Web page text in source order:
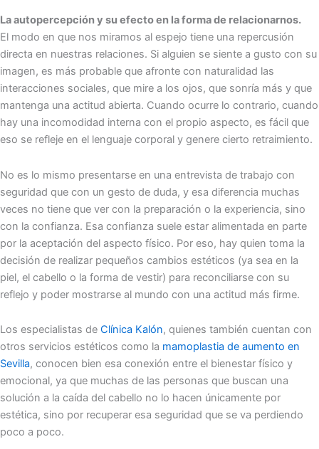
La autopercepción y su efecto en la forma de relacionarnos.
El modo en que nos miramos al espejo tiene una repercusión
directa en nuestras relaciones. Si alguien se siente a gusto con su
imagen, es más probable que afronte con naturalidad las
interacciones sociales, que mire a los ojos, que sonría más y que
mantenga una actitud abierta. Cuando ocurre lo contrario, cuando
hay una incomodidad interna con el propio aspecto, es fácil que
eso se refleje en el lenguaje corporal y genere cierto retraimiento.
No es lo mismo presentarse en una entrevista de trabajo con
seguridad que con un gesto de duda, y esa diferencia muchas
veces no tiene que ver con la preparación o la experiencia, sino
con la confianza. Esa confianza suele estar alimentada en parte
por la aceptación del aspecto físico. Por eso, hay quien toma la
decisión de realizar pequeños cambios estéticos (ya sea en la
piel, el cabello o la forma de vestir) para reconciliarse con su
reflejo y poder mostrarse al mundo con una actitud más firme.
Los especialistas de Clínica Kalón, quienes también cuentan con
otros servicios estéticos como la mamoplastia de aumento en
Sevilla, conocen bien esa conexión entre el bienestar físico y
emocional, ya que muchas de las personas que buscan una
solución a la caída del cabello no lo hacen únicamente por
estética, sino por recuperar esa seguridad que se va perdiendo
poco a poco.